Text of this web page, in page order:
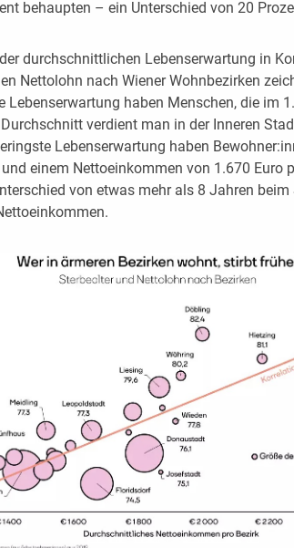
behaupten – ein Unterschied von 20
durchschnittlichen Lebenserwartung in
Nettolohn nach Wiener Wohnbezirken
Lebenserwartung haben Menschen, die im
verdient man in der Inneren
Lebenserwartung haben
einem Nettoeinkommen von 1.670 Euro
von etwas mehr als 8 Jahren beim